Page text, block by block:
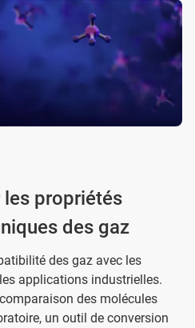
les propriétés
des gaz
des gaz avec les
applications industrielles.
des molécules
un outil de conversion